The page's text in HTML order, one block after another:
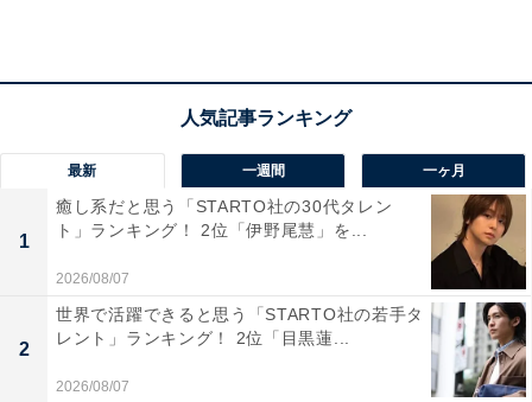
1位は「舞鶴港とれとれセンター（舞鶴市）」でした。
舞鶴港に水揚げされた新鮮な魚介類をその場で味わえる
市場スタイルの道の駅で、観光客や地元住民から高い支
持を集めています。鮮魚コーナーでは好みの魚を選んで
調理してもらえるほか、すしや海鮮丼、干物など海の幸
を使ったグルメが充実。港町ならではの活気と味わいが
魅力のスポットです。
回答者のコメントを見ると「とれたてのお魚を、シンプ
最新 一週間 一ヶ月
1
癒し系だと思う「STARTO社の30代タレン
ト」ランキング！ 2位「伊野尾慧」を...
2026/08/07
2
世界で活躍できると思う「STARTO社の若手タ
レント」ランキング！ 2位「目黒蓮...
2026/08/07